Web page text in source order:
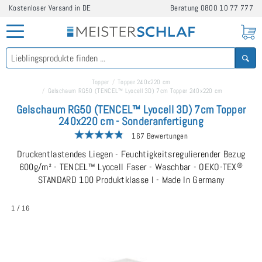
Kostenloser Versand in DE Beratung 0800 10 77 777
Topper
Topper 240x220 cm
Gelschaum RG50 (TENCEL™ Lyocell 3D) 7cm Topper 240x220 cm
Gelschaum RG50 (TENCEL™ Lyocell 3D) 7cm Topper
240x220 cm - Sonderanfertigung
167 Bewertungen
Druckentlastendes Liegen - Feuchtigkeitsregulierender Bezug
600g/m² - TENCEL™ Lyocell Faser - Waschbar - OEKO-TEX®
STANDARD 100 Produktklasse I - Made In Germany
1 / 16